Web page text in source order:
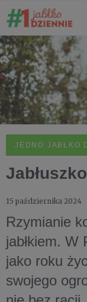
JEDNO JABŁKO
15 października 2024
Rzymianie
jabłkiem. W
jako roku
swojego